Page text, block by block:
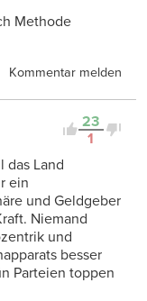
Methode
Kommentar melden
23
1
das Land
ein
und Geldgeber
Niemand
und
besser
Parteien toppen